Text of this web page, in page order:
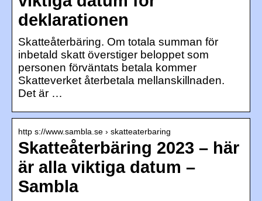
deklarationen
Skatteåterbäring. Om totala summan för
inbetald skatt överstiger beloppet som
personen förväntats betala kommer
Skatteverket återbetala mellanskillnaden.
Det är …
http s://www.sambla.se › skatteaterbaring
Skatteåterbäring 2023 – här
är alla viktiga datum –
Sambla